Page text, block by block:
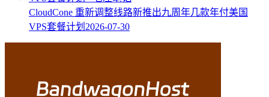
CloudCone 重新调整线路新推出九周年几款年付美国
VPS套餐计划 2026-07-30